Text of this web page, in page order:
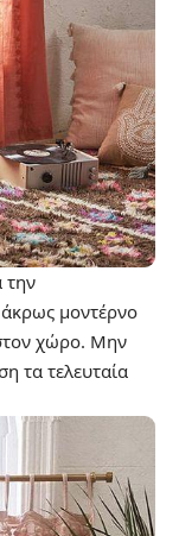
την
μοντέρνο
χώρο. Μην
τα τελευταία